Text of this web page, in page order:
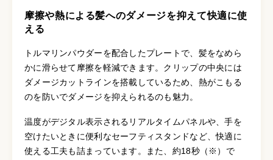
摩擦や熱による髪へのダメージを抑えて快適に使
える
トルマリンパウダーを配合したプレートで、髪をなめら
かに滑らせて摩擦を軽減できます。クリップの中央には
ダメージカットラインを搭載しているため、熱がこもる
のを防いでダメージを抑えられるのも魅力。
温度がデジタル表示されるリアルタイムパネルや、手を
空けたいときに便利なセーフティスタンドなど、快適に
使える工夫も詰まっています。また、約18秒（※）で